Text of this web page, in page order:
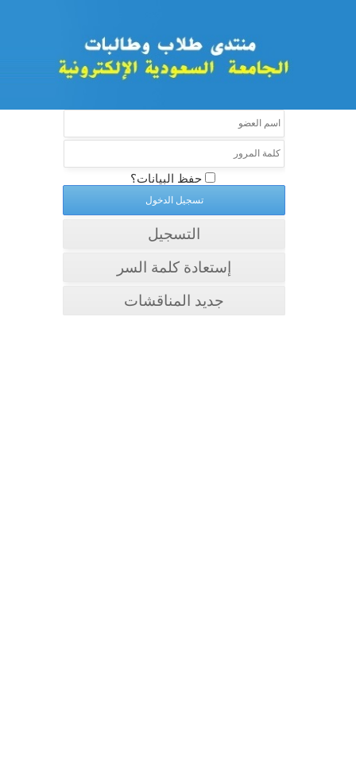
حفظ البيانات؟
التسجيل
إستعادة كلمة السر
جديد المناقشات